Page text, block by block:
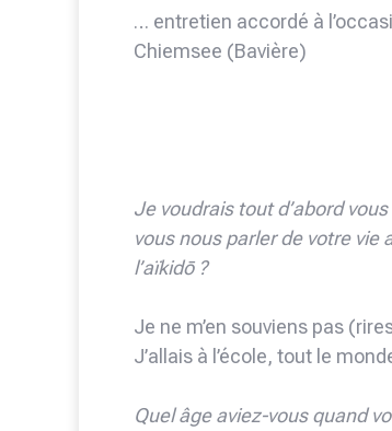
… entretien accordé à
Chiemsee (Bavière)
Je voudrais tout d’abord
vous nous parler de votre
l’aïkidō ?
Je ne m’en souviens pas
J’allais à l’école, tout le
Quel âge aviez-vous quand